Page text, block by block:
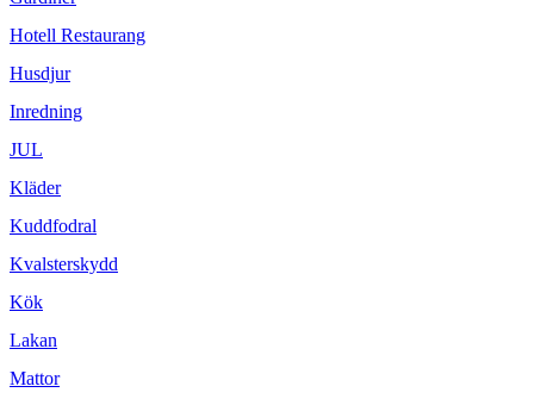
Hotell Restaurang
Husdjur
Inredning
JUL
Kläder
Kuddfodral
Kvalsterskydd
Kök
Lakan
Mattor